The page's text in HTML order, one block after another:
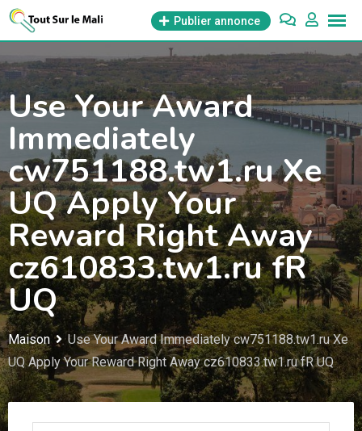
Aller
Publier annonce
Use Your Award
Immediately
cw751188.tw1.ru Xe
UQ Apply Your
Reward Right Away
cz610833.tw1.ru fR
UQ
Maison
Use Your Award Immediately cw751188.tw1.ru Xe
UQ Apply Your Reward Right Away cz610833.tw1.ru fR UQ